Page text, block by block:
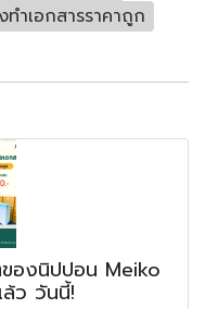
ทำเอกสารราคาถูก
ของนิปปอน Meiko
ว วันนี้!